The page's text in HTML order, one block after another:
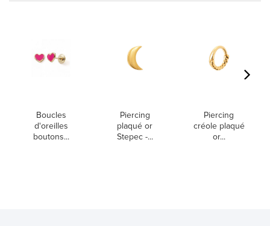
Boucles
d'oreilles
boutons...
Piercing
plaqué or
Stepec -...
Piercing
créole plaqué
or...